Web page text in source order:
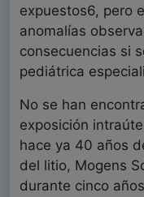
expuestos6, pero
anomalías
consecuencias si
pediátrica
No se han
exposición
hace ya 40 años
del litio, Mogens
durante cinco